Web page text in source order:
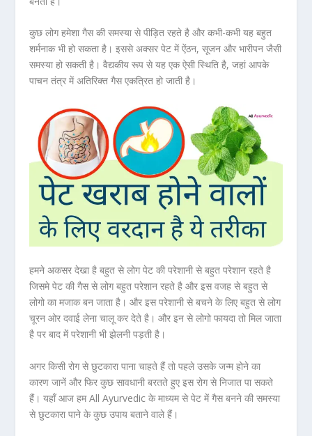
कुछ लोग हमेशा गैस की समस्या से पीड़ित रहते है और कभी-कभी यह बहुत
शर्मनाक भी हो सकता है। इससे अक्सर पेट में ऐंठन, सूजन और भारीपन जैसी
समस्या हो सकती है। वैद्यकीय रूप से यह एक ऐसी स्थिति है, जहां आपके
पाचन तंत्र में अतिरिक्त गैस एकत्रित हो जाती है।
हमने अकसर देखा है बहुत से लोग पेट की परेशानी से बहुत परेशान रहते है
जिसमे पेट की गैस से लोग बहुत परेशान रहते है और इस वजह से बहुत से
लोगो का मजाक बन जाता है। और इस परेशानी से बचने के लिए बहुत से लोग
चूरन ओर दवाई लेना चालू कर देते है। और इन से लोगो फायदा तो मिल जाता
है पर बाद में परेशानी भी झेलनी पड़ती है।
अगर किसी रोग से छुटकारा पाना चाहते हैं तो पहले उसके जन्म होने का
कारण जानें और फिर कुछ सावधानी बरतते हुए इस रोग से निजात पा सकते
हैं। यहाँ आज हम All Ayurvedic के माध्यम से पेट में गैस बनने की समस्या
से छुटकारा पाने के कुछ उपाय बताने वाले हैं।